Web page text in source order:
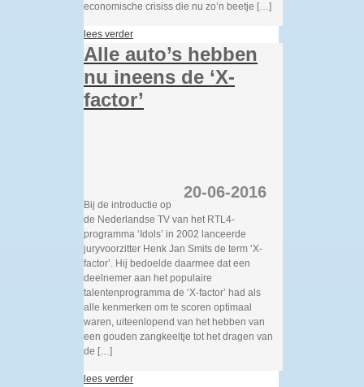
economische crisiss die nu zo’n beetje […]
lees verder
Alle auto’s hebben
nu ineens de ‘X-
factor’
20-06-2016
Bij de introductie op
de Nederlandse TV van het RTL4-
programma ‘Idols’ in 2002 lanceerde
juryvoorzitter Henk Jan Smits de term ‘X-
factor’. Hij bedoelde daarmee dat een
deelnemer aan het populaire
talentenprogramma de ‘X-factor’ had als
alle kenmerken om te scoren optimaal
waren, uiteenlopend van het hebben van
een gouden zangkeeltje tot het dragen van
de […]
lees verder